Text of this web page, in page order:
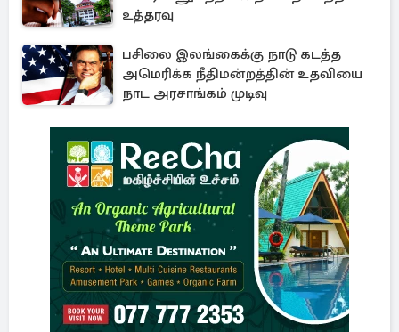
உத்தரவு
பசிலை இலங்கைக்கு நாடு கடத்த
அமெரிக்க நீதிமன்றத்தின் உதவியை
நாட அரசாங்கம் முடிவு